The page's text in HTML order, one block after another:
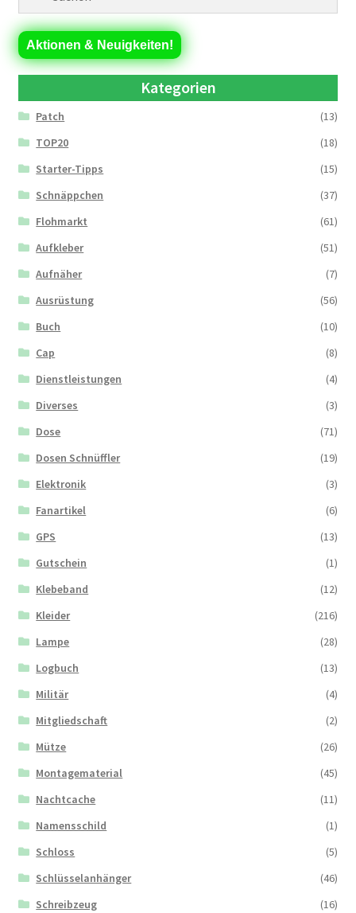
Aktionen & Neuigkeiten!
Kategorien
Patch
(13)
TOP20
(18)
Starter-Tipps
(15)
Schnäppchen
(37)
Flohmarkt
(61)
Aufkleber
(51)
Aufnäher
(7)
Ausrüstung
(56)
Buch
(10)
Cap
(8)
Dienstleistungen
(4)
Diverses
(3)
Dose
(71)
Dosen Schnüffler
(19)
Elektronik
(3)
Fanartikel
(6)
GPS
(13)
Gutschein
(1)
Klebeband
(12)
Kleider
(216)
Lampe
(28)
Logbuch
(13)
Militär
(4)
Mitgliedschaft
(2)
Mütze
(26)
Montagematerial
(45)
Nachtcache
(11)
Namensschild
(1)
Schloss
(5)
Schlüsselanhänger
(46)
Schreibzeug
(16)